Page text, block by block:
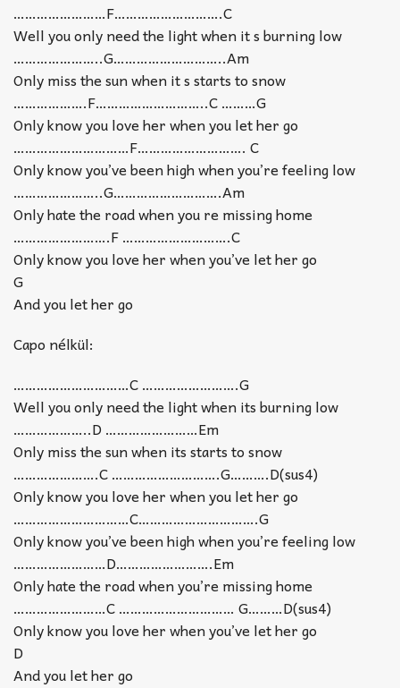
……………………F……………………….C
Well you only need the light when it s burning low
…………………..G………………………..Am
Only miss the sun when it s starts to snow
……………….F………………………..C ………G
Only know you love her when you let her go
…………………………F………………………. C
Only know you’ve been high when you’re feeling low
…………………..G……………………….Am
Only hate the road when you re missing home
…………………….F ……………………….C
Only know you love her when you’ve let her go
G
And you let her go
Capo nélkül:
…………………………C …………………….G
Well you only need the light when its burning low
………………..D ……………………Em
Only miss the sun when its starts to snow
………………….C ……………………….G……….D(sus4)
Only know you love her when you let her go
…………………………C………………………….G
Only know you’ve been high when you’re feeling low
……………………D…………………….Em
Only hate the road when you’re missing home
……………………C ………………………… G………D(sus4)
Only know you love her when you’ve let her go
D
And you let her go